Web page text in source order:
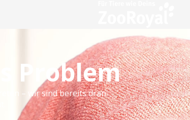
Problem
– wir sind bereits dran.